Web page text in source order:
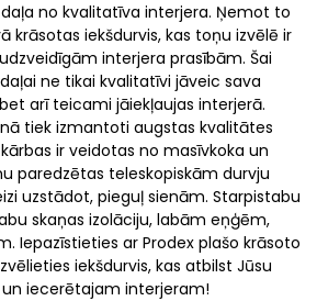
no kvalitatīva interjera. Ņemot to
krāsotas iekšdurvis, kas toņu izvēlē ir
interjera prasībām. Šai
ne tikai kvalitatīvi jāveic sava
arī teicami jāiekļaujas interjerā.
tiek izmantoti augstas kvalitātes
ir veidotas no masīvkoka un
paredzētas teleskopiskām durvju
uzstādot, pieguļ sienām. Starpistabu
skaņas izolāciju, labām eņģēm,
Iepazīstieties ar Prodex plašo krāsoto
iekšdurvis, kas atbilst Jūsu
iecerētajam interjeram!